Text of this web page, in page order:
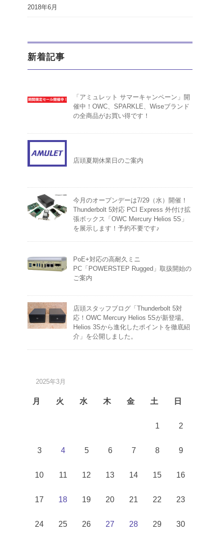
2018年6月
新着記事
「アミュレット サマーキャンペーン」開
催中！OWC、SPARKLE、Wiseブランド
の全商品がお買い得です！
店頭夏期休業日のご案内
今月のオープンデーは7/29（水）開催！
Thunderbolt 5対応 PCI Express 外付け拡
張ボックス「OWC Mercury Helios 5S」
を展示します！予約不要です♪
PoE+対応の高耐久ミニ
PC「POWERSTEP Rugged」取扱開始の
ご案内
店頭スタッフブログ「Thunderbolt 5対
応！OWC Mercury Helios 5Sが新登場。
Helios 3Sから進化したポイントを徹底紹
介」を公開しました。
2025年3月
月 火 水 木 金 土 日
1 2
3 4 5 6 7 8 9
10 11 12 13 14 15 16
17 18 19 20 21 22 23
24 25 26 27 28 29 30